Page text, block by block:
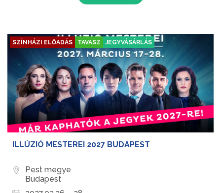
SZÍNHÁZI ELŐADÁS TAVASZ JEGYVÁSÁRLÁS
ILLÚZIÓ MESTEREI 2027 BUDAPEST
Pest megye
Budapest